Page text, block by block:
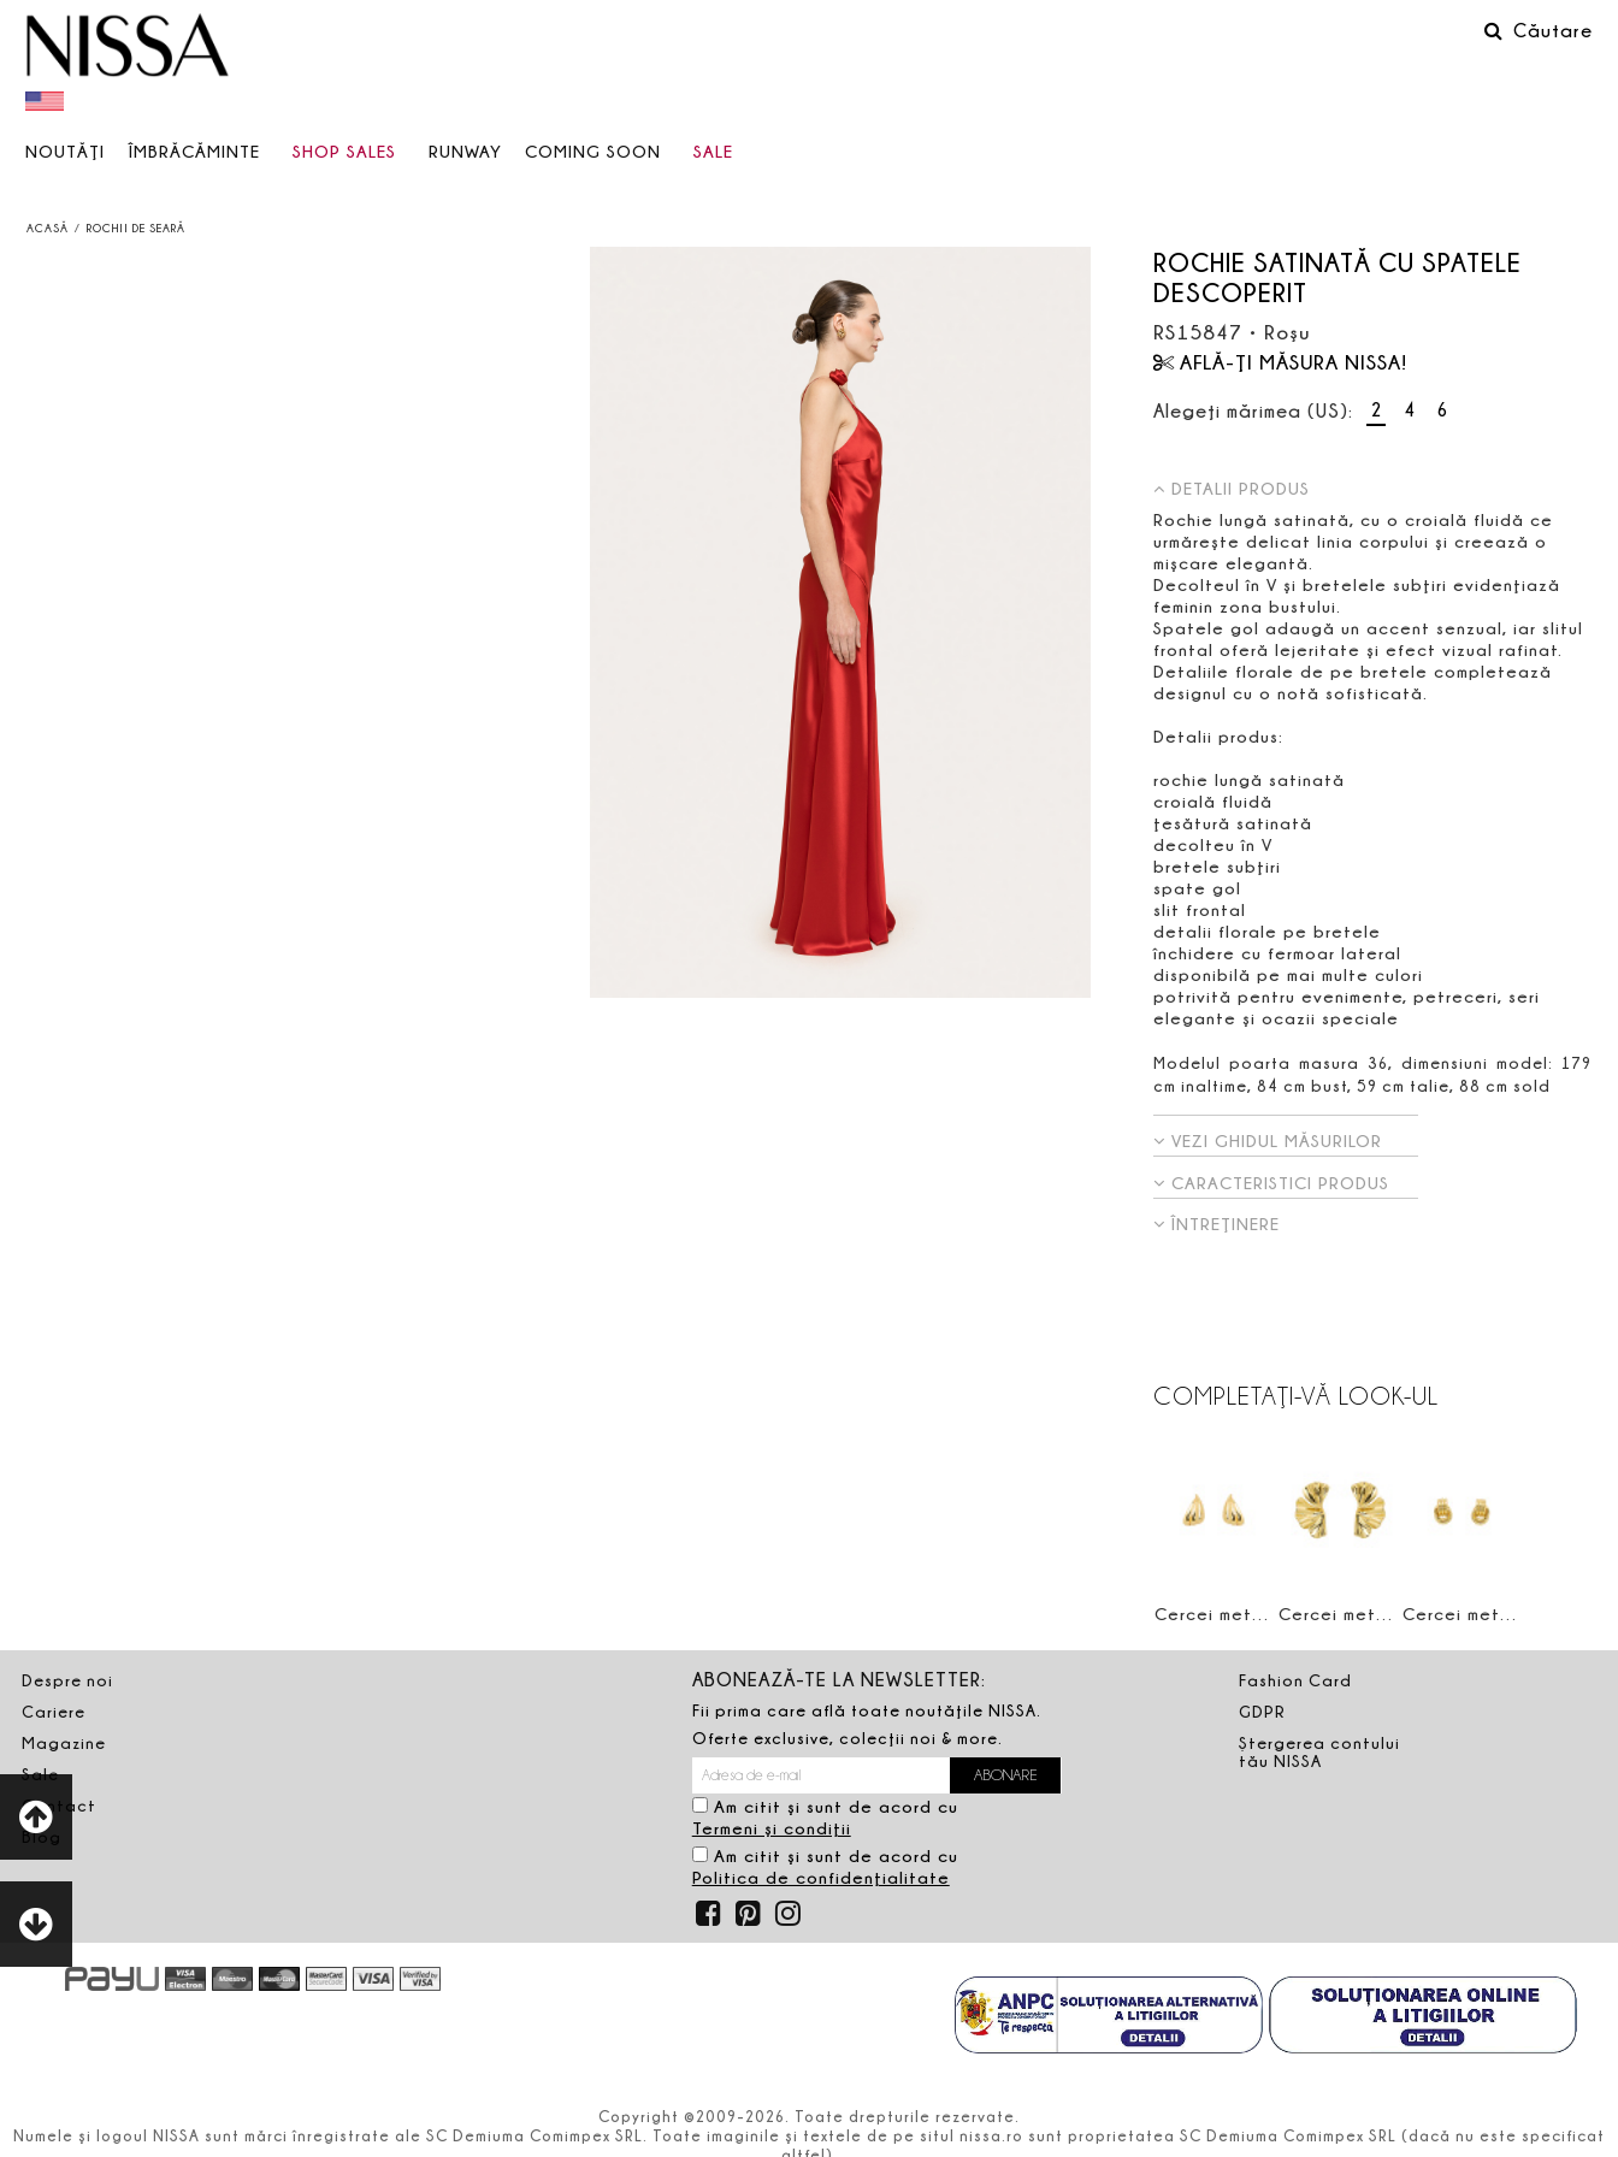
Căutare
NOUTĂŢI ÎMBRĂCĂMINTE SHOP SALES RUNWAY COMING SOON SALE
ACASĂ ROCHII DE SEARĂ
ROCHIE SATINATĂ CU SPATELE
DESCOPERIT
RS15847 • Roşu
AFLĂ-ŢI MĂSURA NISSA!
Alegeţi mărimea (US): 2 4 6
DETALII PRODUS
Rochie lungă satinată, cu o croială fluidă ce
urmăreşte delicat linia corpului şi creează o
mişcare elegantă.
Decolteul în V şi bretelele subţiri evidenţiază
feminin zona bustului.
Spatele gol adaugă un accent senzual, iar slitul
frontal oferă lejeritate şi efect vizual rafinat.
Detaliile florale de pe bretele completează
designul cu o notă sofisticată.
Detalii produs:
rochie lungă satinată
croială fluidă
ţesătură satinată
decolteu în V
bretele subţiri
spate gol
slit frontal
detalii florale pe bretele
închidere cu fermoar lateral
disponibilă pe mai multe culori
potrivită pentru evenimente, petreceri, seri
elegante şi ocazii speciale
Modelul poarta masura 36, dimensiuni model: 179
cm inaltime, 84 cm bust, 59 cm talie, 88 cm sold
VEZI GHIDUL MĂSURILOR
CARACTERISTICI PRODUS
ÎNTREŢINERE
COMPLETAŢI-VĂ LOOK-UL
Despre noi
Cariere
Magazine
Sale
Contact
Blog
ABONEAZĂ-TE LA NEWSLETTER:
Fii prima care află toate noutăţile NISSA.
Oferte exclusive, colecţii noi & more.
Am citit şi sunt de acord cu
Termeni şi condiţii
Am citit şi sunt de acord cu
Politica de confidenţialitate
Fashion Card
GDPR
Ștergerea contului
tău NISSA
Copyright ©2009-2026. Toate drepturile rezervate.
Numele şi logoul NISSA sunt mărci înregistrate ale SC Demiuma Comimpex SRL. Toate imaginile şi textele de pe situl nissa.ro sunt proprietatea SC Demiuma Comimpex SRL (dacă nu este specificat